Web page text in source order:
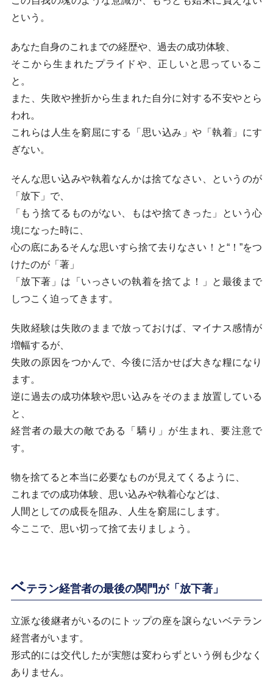
という。
あなた自身のこれまでの経歴や、過去の成功体験、
そこから生まれたプライドや、正しいと思っているこ
と。
また、失敗や挫折から生まれた自分に対する不安やとら
われ。
これらは人生を窮屈にする「思い込み」や「執着」にす
ぎない。
そんな思い込みや執着なんかは捨てなさい、というのが
「放下」で、
「もう捨てるものがない、もはや捨てきった」という心
境になった時に、
心の底にあるそんな思いすら捨て去りなさい！と“！”をつ
けたのが「著」
「放下著」は「いっさいの執着を捨てよ！」と最後まで
しつこく迫ってきます。
失敗経験は失敗のままで放っておけば、マイナス感情が
増幅するが、
失敗の原因をつかんで、今後に活かせば大きな糧になり
ます。
逆に過去の成功体験や思い込みをそのまま放置している
と、
経営者の最大の敵である「驕り」が生まれ、要注意で
す。
物を捨てると本当に必要なものが見えてくるように、
これまでの成功体験、思い込みや執着心などは、
人間としての成長を阻み、人生を窮屈にします。
今ここで、思い切って捨て去りましょう。
ベテラン経営者の最後の関門が「放下著」
立派な後継者がいるのにトップの座を譲らないベテラン
経営者がいます。
形式的には交代したが実態は変わらずという例も少なく
ありません。